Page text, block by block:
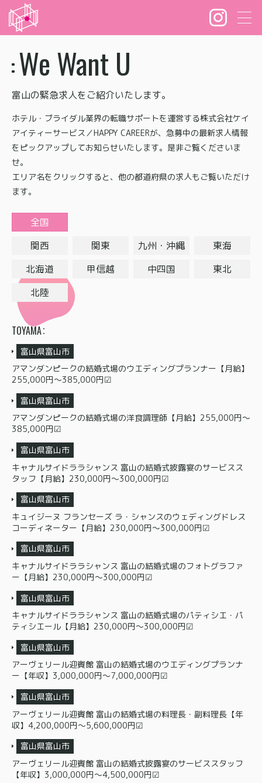
We Want U
富山の緊急求人をご紹介いたします。
ホテル・ブライダル業界の転職サポートを運営する株式会社ケイ
アイティーサービス／HAPPY CAREERが、急募中の最新求人情報
をピックアップしてお知らせいたします。是非ご覧くださいま
せ。
エリア名をクリックすると、他の都道府県の求人もご覧いただけ
ます。
全国
関西
関東 九州・沖縄
東海
北海道
甲信越 中四国
東北
北陸
TOYAMA
富山県富山市
アマンダンピークの結婚式場のウエディングプランナー【月給】
255,000円～385,000円☑
富山県富山市
アマンダンピークの結婚式場の洋食調理師【月給】255,000円～
385,000円☑
富山県富山市
キャナルサイドララシャンス 富山の結婚式披露宴のサービスス
タッフ【月給】230,000円〜300,000円☑
富山県富山市
キュイジーヌ フランセーズ ラ・シャンスのウェディングドレス
コーディネーター【月給】230,000円〜300,000円☑
富山県富山市
キャナルサイドララシャンス 富山の結婚式場のフォトグラファ
ー【月給】230,000円〜300,000円☑
富山県富山市
キャナルサイドララシャンス 富山の結婚式場のパティシエ・パ
ティシエール【月給】230,000円〜300,000円☑
富山県富山市
アーヴェリール迎賓館 富山の結婚式場のウエディングプランナ
ー【年収】3,000,000円〜7,000,000円☑
富山県富山市
アーヴェリール迎賓館 富山の結婚式場の料理長・副料理長【年
収】4,200,000円〜5,600,000円☑
富山県富山市
アーヴェリール迎賓館 富山の結婚式披露宴のサービススタッフ
【年収】3,000,000円〜4,500,000円☑